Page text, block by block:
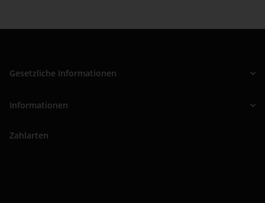
Gesetzliche Informationen
Informationen
Zahlarten